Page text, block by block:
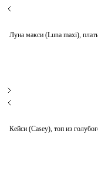
Луна макси (Luna maxi),
Кейси (Casey), топ из